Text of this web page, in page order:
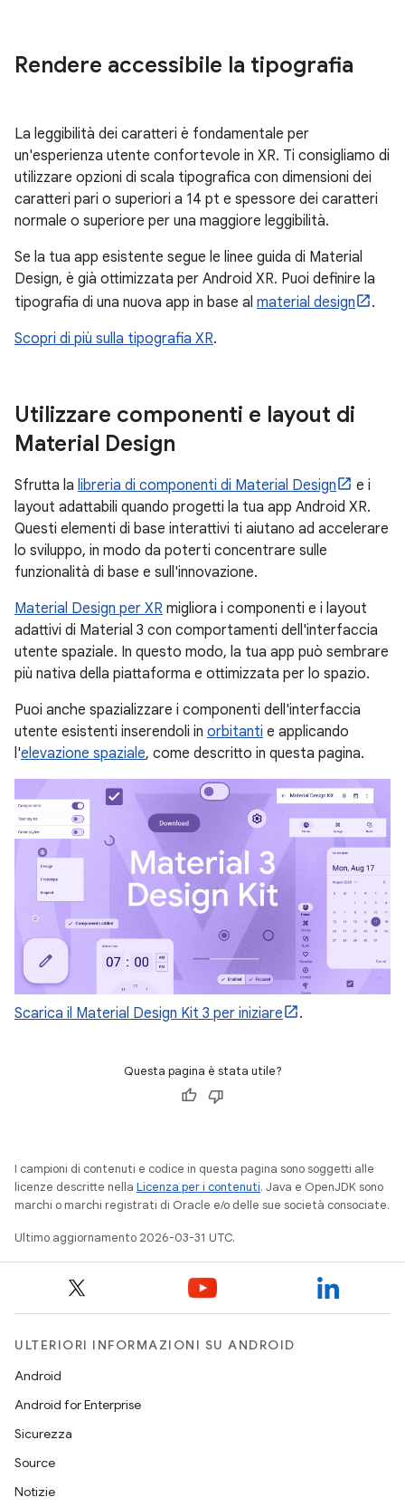
Rendere accessibile la tipografia
La leggibilità dei caratteri è fondamentale per
un'esperienza utente confortevole in XR. Ti consigliamo di
utilizzare opzioni di scala tipografica con dimensioni dei
caratteri pari o superiori a 14 pt e spessore dei caratteri
normale o superiore per una maggiore leggibilità.
Se la tua app esistente segue le linee guida di Material
Design, è già ottimizzata per Android XR. Puoi definire la
tipografia di una nuova app in base al material design
.
Scopri di più sulla tipografia XR.
Utilizzare componenti e layout di
Material Design
Sfrutta la libreria di componenti di Material Design
e i
layout adattabili quando progetti la tua app Android XR.
Questi elementi di base interattivi ti aiutano ad accelerare
lo sviluppo, in modo da poterti concentrare sulle
funzionalità di base e sull'innovazione.
Material Design per XR migliora i componenti e i layout
adattivi di Material 3 con comportamenti dell'interfaccia
utente spaziale. In questo modo, la tua app può sembrare
più nativa della piattaforma e ottimizzata per lo spazio.
Puoi anche spazializzare i componenti dell'interfaccia
utente esistenti inserendoli in orbitanti e applicando
l'elevazione spaziale, come descritto in questa pagina.
Scarica il Material Design Kit 3 per iniziare .
Questa pagina è stata utile?
I campioni di contenuti e codice in questa pagina sono soggetti alle
licenze descritte nella Licenza per i contenuti. Java e OpenJDK sono
marchi o marchi registrati di Oracle e/o delle sue società consociate.
Ultimo aggiornamento 2026-03-31 UTC.
ULTERIORI INFORMAZIONI SU ANDROID
Android
Android for Enterprise
Sicurezza
Source
Notizie